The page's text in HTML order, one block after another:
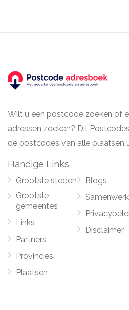
Wilt u een postcode zoeken of
adressen zoeken? Dit
de postcodes van alle plaatsen
Handige Links
Grootste steden
Grootste
gemeentes
Links
Partners
Provincies
Plaatsen
Blogs
Disclaimer